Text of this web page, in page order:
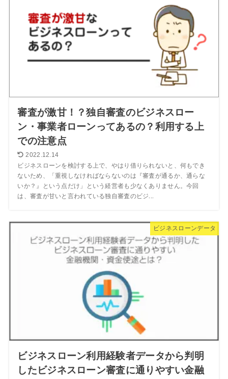
審査が激甘！？独自審査のビジネスロー
ン・事業者ローンってあるの？利用する上
での注意点
2022.12.14
ビジネスローンを検討する上で、やはり借りられないと、何もでき
ないため、「重視しなければならないのは『審査が通るか、通らな
いか？』という点だけ」という経営者も少なくありません。今回
は、審査が甘いと言われている独自審査のビジ...
ビジネスローンデータ
ビジネスローン利用経験者データから判明
したビジネスローン審査に通りやすい金融